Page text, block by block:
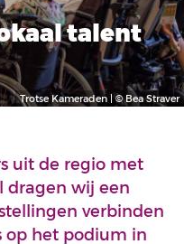
Trotse Kameraden | © Bea Straver
talent
uit de regio met
dragen wij een
verbinden
op het podium in